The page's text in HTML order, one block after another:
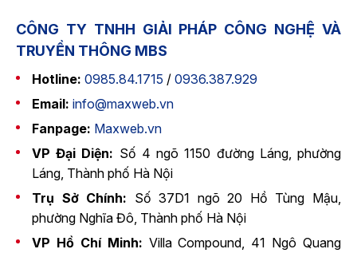
CÔNG TY TNHH GIẢI PHÁP CÔNG NGHỆ VÀ
TRUYỀN THÔNG MBS
Hotline: 0985.84.1715 / 0936.387.929
Email: info@maxweb.vn
Fanpage: Maxweb.vn
VP Đại Diện: Số 4 ngõ 1150 đường Láng, phường
Láng, Thành phố Hà Nội
Trụ Sở Chính: Số 37D1 ngõ 20 Hồ Tùng Mậu,
phường Nghĩa Đô, Thành phố Hà Nội
VP Hồ Chí Minh: Villa Compound, 41 Ngô Quang